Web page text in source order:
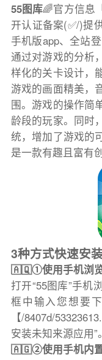
55图库🌈官方信息
开认证备案(✅/)提
手机版app、全站
通过对游戏的分析
样化的关卡设计，
游戏的画面精美，
围。游戏的操作简
龄段的玩家。同时
统，增加了游戏的
是一款有趣且富有
3种方式快速安
🇦🇶①使用手机浏
打开“55图库”手机
框中输入您想要
【/8407d/
安装未知来源应用”。
🇦🇬②使用手机内